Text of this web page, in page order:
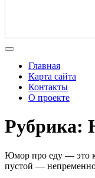
Главная
Карта сайта
Контакты
О проекте
Рубрика:
Юмор про еду — это
пустой — непременно